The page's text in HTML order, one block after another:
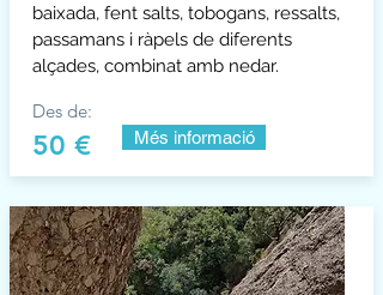
baixada, fent salts, tobogans, ressalts,
passamans i ràpels de diferents
alçades, combinat amb nedar.
Des de:
50 € Més informació